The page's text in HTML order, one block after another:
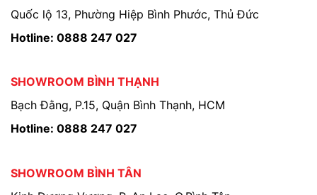
Quốc lộ 13, Phường Hiệp Bình Phước, Thủ Đức
Hotline: 0888 247 027
SHOWROOM BÌNH THẠNH
Bạch Đằng, P.15, Quận Bình Thạnh, HCM
Hotline: 0888 247 027
SHOWROOM BÌNH TÂN